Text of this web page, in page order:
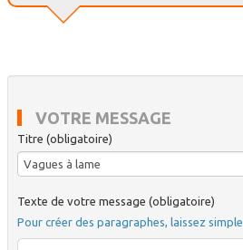
VOTRE MESSAGE
Titre (obligatoire)
Texte de votre message (obligatoire)
Pour créer des paragraphes, laissez